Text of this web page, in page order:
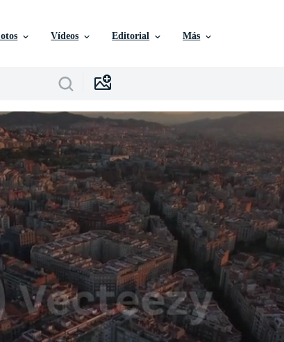
Vídeos Editorial Más